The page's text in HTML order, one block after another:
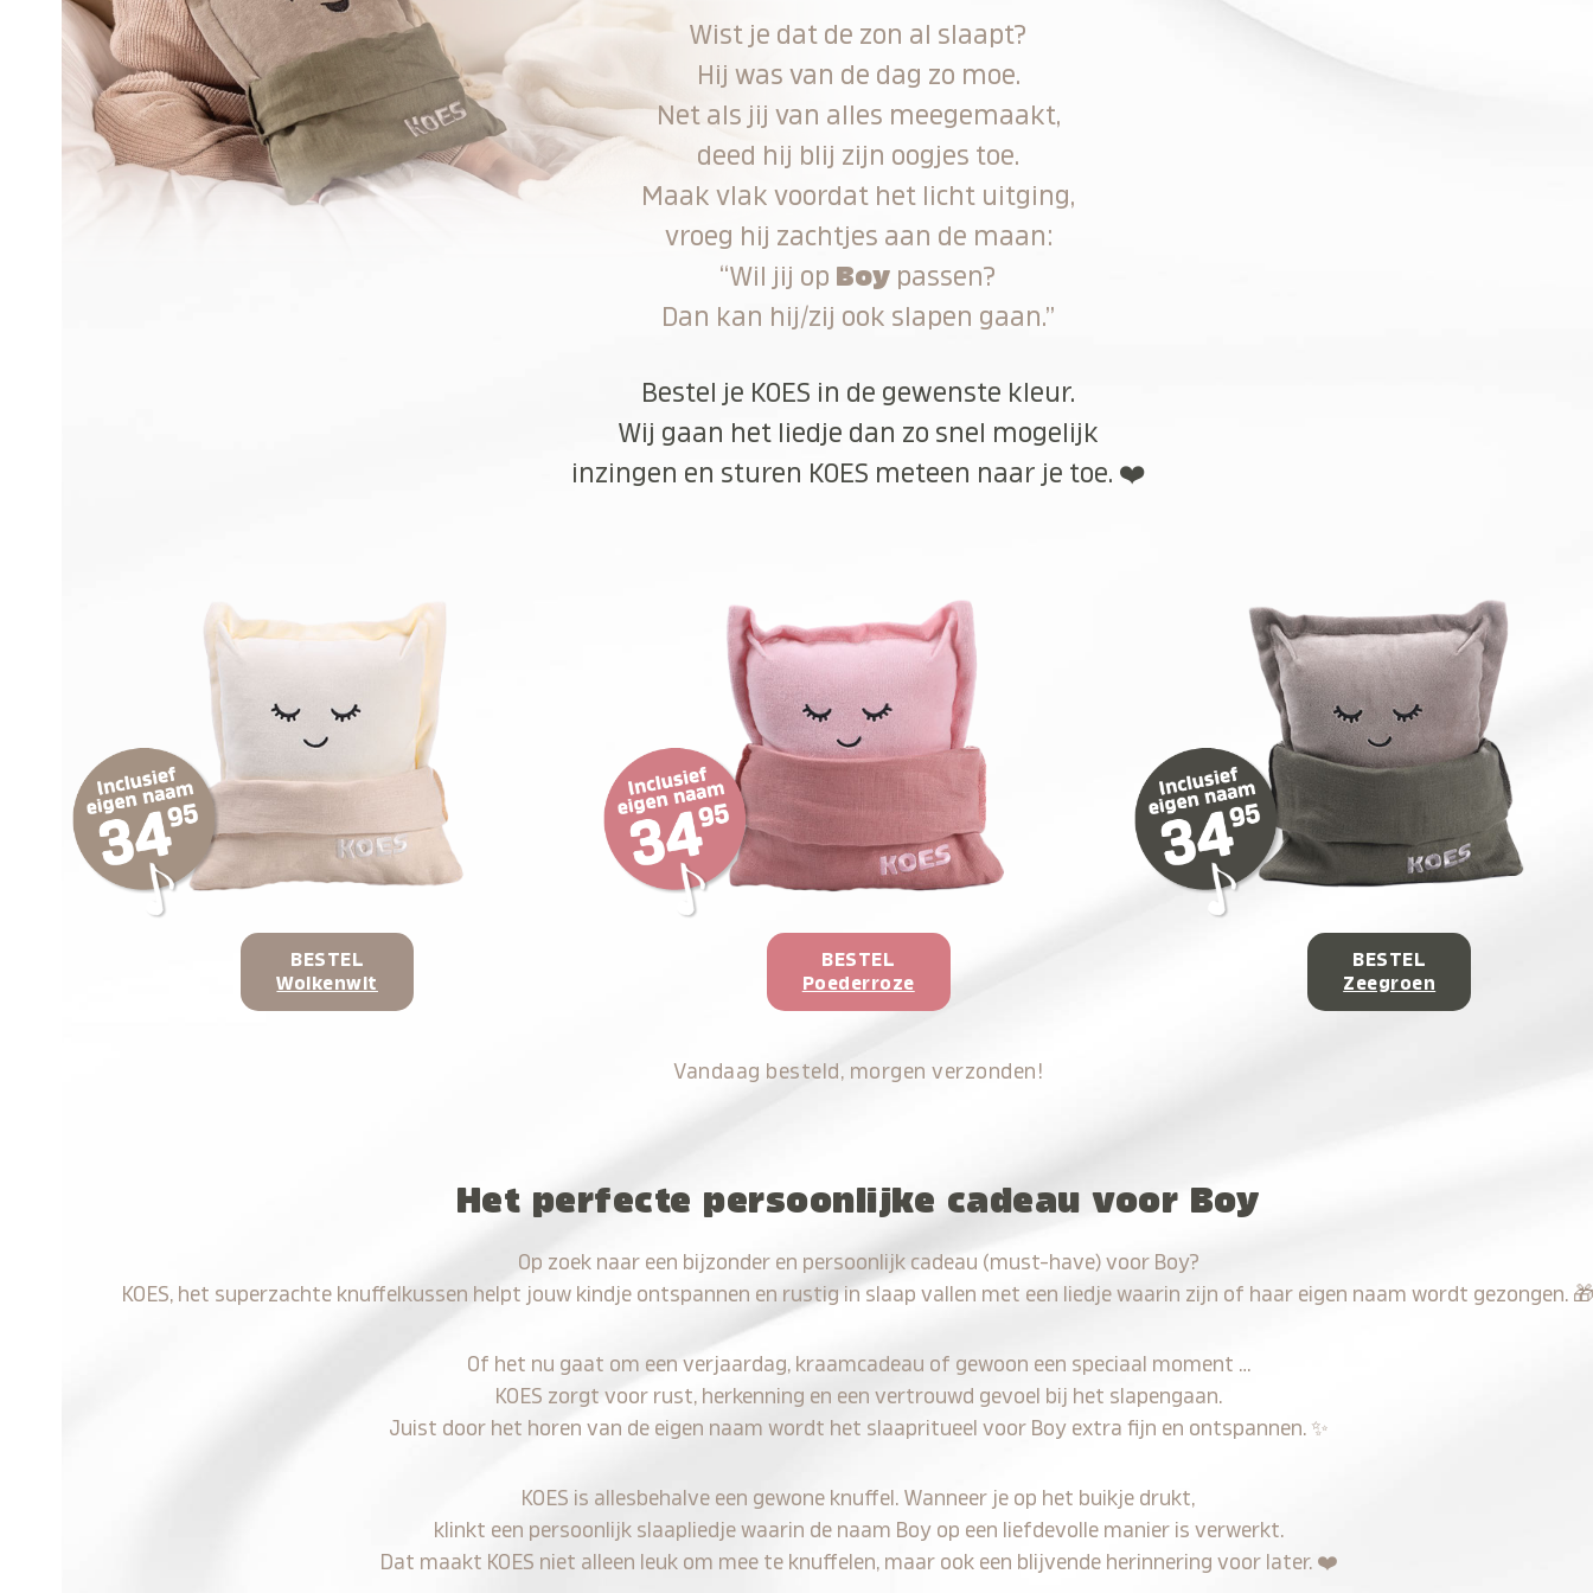
Wist je dat de zon al slaapt?
Hij was van de dag zo moe.
Net als jij van alles meegemaakt,
deed hij blij zijn oogjes toe.
Maak vlak voordat het licht uitging,
vroeg hij zachtjes aan de maan:
“Wil jij op Boy passen?
Dan kan hij/zij ook slapen gaan.”
Bestel je KOES in de gewenste kleur.
Wij gaan het liedje dan zo snel mogelijk
inzingen en sturen KOES meteen naar je toe. ❤️
BESTEL
Wolkenwit
BESTEL
Poederroze
BESTEL
Zeegroen
Vandaag besteld, morgen verzonden!
Het perfecte persoonlijke cadeau voor Boy
Op zoek naar een bijzonder en persoonlijk cadeau (must-have) voor Boy?
KOES, het superzachte knuffelkussen helpt jouw kindje ontspannen en rustig in slaap vallen met een liedje waarin zijn of haar eigen naam wordt gezongen.
Of het nu gaat om een verjaardag, kraamcadeau of gewoon een speciaal moment …
KOES zorgt voor rust, herkenning en een vertrouwd gevoel bij het slapengaan.
Juist door het horen van de eigen naam wordt het slaapritueel voor Boy extra fijn en ontspannen. ✨
KOES is allesbehalve een gewone knuffel. Wanneer je op het buikje drukt,
klinkt een persoonlijk slaapliedje waarin de naam Boy op een liefdevolle manier is verwerkt.
Dat maakt KOES niet alleen leuk om mee te knuffelen, maar ook een blijvende herinnering voor later. ❤️